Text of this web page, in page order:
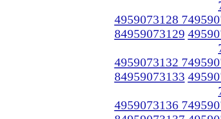
4959073128
84959073129
4959073132
84959073133
4959073136